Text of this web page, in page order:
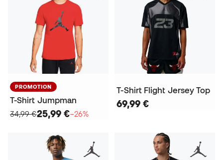
PROMOTION
T-Shirt Jumpman
34,99 €25,99 €−26%
T-Shirt Flight Jersey Top
69,99 €